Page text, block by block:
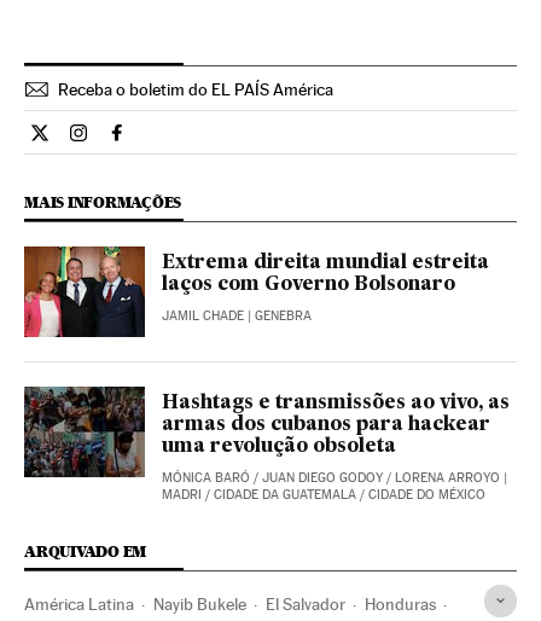
Receba o boletim do EL PAÍS América
Internacional El País Brasil en Twitter
Internacional El País Brasil en Instagram
Internacional El País Brasil en Facebook
MAIS INFORMAÇÕES
Extrema direita mundial estreita
laços com Governo Bolsonaro
JAMIL CHADE | GENEBRA
Hashtags e transmissões ao vivo, as
armas dos cubanos para hackear
uma revolução obsoleta
MÓNICA BARÓ / JUAN DIEGO GODOY / LORENA ARROYO |
MADRI / CIDADE DA GUATEMALA / CIDADE DO MÉXICO
ARQUIVADO EM
América Latina Nayib Bukele El Salvador Honduras